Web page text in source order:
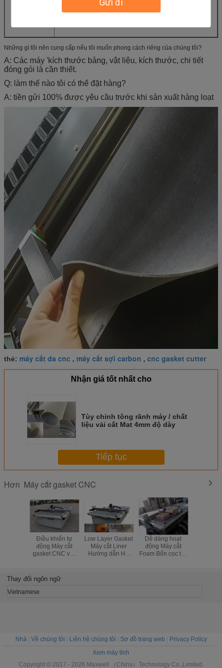
Gửi đi
Những gì tôi nên cung cấp nếu tôi muốn phong cách riêng của chúng tôi?
A: Các máy 'kích thước bảng, vật liệu, kích thước, chi tiết
đóng gói là cần thiết.
Q: làm thế nào tôi có thể đặt hàng?
A: tiền gửi 100% được yêu cầu trước khi sản xuất hàng loạt
thẻ: máy cắt da cnc , máy cắt sợi carbon , cnc gasket cutter
Nhận giá tốt nhất cho
Tùy chỉnh tông rãnh máy / chất
liệu vải cắt Mat 4mm độ dày
Tiếp tục
Hơn Máy cắt gasket CNC
Điều khiển tự
động Máy cắt
gasket CNC với
Low Layer Gasket
Máy cắt Liner
Hướng dẫn Hệ
Dễ dàng hoạt
động Máy cắt
Foam Bốn cọc tốc
Thay đổi ngôn ngữ
Vietnamese
Nhà| Về chúng tôi Liên hệ chúng tôi Sơ đồ trang web
Privacy Policy
Xem máy tính
Copyright © 2017 - 2026 Maxwell （China）Technology Co.,Limited.